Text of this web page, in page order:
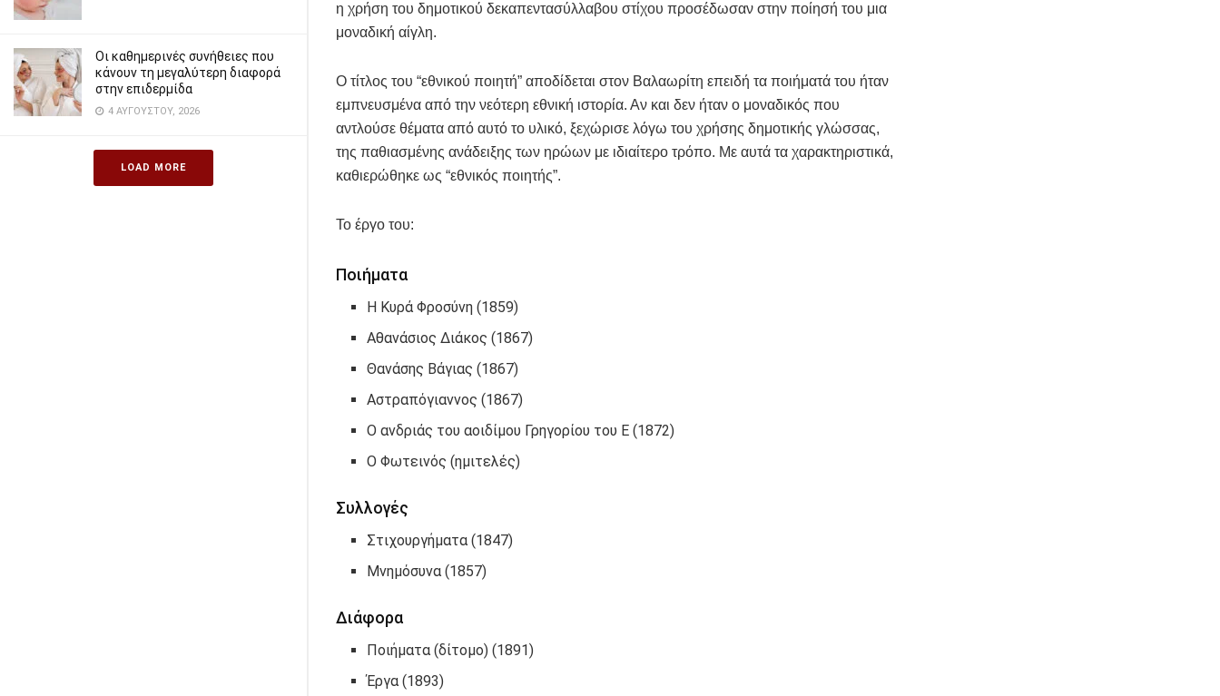
Οι καθημερινές συνήθειες που
κάνουν τη μεγαλύτερη διαφορά
στην επιδερμίδα
4 ΑΥΓΟΎΣΤΟΥ, 2026
LOAD MORE
η χρήση του δημοτικού δεκαπεντασύλλαβου στίχου προσέδωσαν στην ποίησή του μια
μοναδική αίγλη.
Ο τίτλος του “εθνικού ποιητή” αποδίδεται στον Βαλαωρίτη επειδή τα ποιήματά του ήταν
εμπνευσμένα από την νεότερη εθνική ιστορία. Αν και δεν ήταν ο μοναδικός που
αντλούσε θέματα από αυτό το υλικό, ξεχώρισε λόγω του χρήσης δημοτικής γλώσσας,
της παθιασμένης ανάδειξης των ηρώων με ιδιαίτερο τρόπο. Με αυτά τα χαρακτηριστικά,
καθιερώθηκε ως “εθνικός ποιητής”.
Το έργο του:
Ποιήματα
Η Κυρά Φροσύνη (1859)
Αθανάσιος Διάκος (1867)
Θανάσης Βάγιας (1867)
Αστραπόγιαννος (1867)
Ο ανδριάς του αοιδίμου Γρηγορίου του Ε (1872)
Ο Φωτεινός (ημιτελές)
Συλλογές
Στιχουργήματα (1847)
Μνημόσυνα (1857)
Διάφορα
Ποιήματα (δίτομο) (1891)
Έργα (1893)